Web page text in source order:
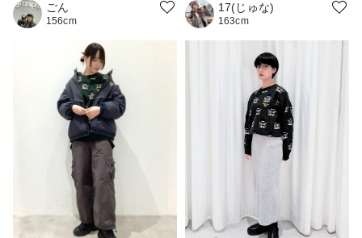
ごん
156cm
17(じゅな)
163cm